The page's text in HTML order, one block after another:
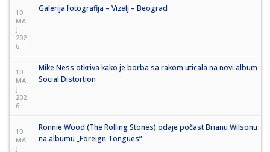
10
MA
J
202
6
Galerija fotografija – Vizelj – Beograd
10
MA
J
202
6
Mike Ness otkriva kako je borba sa rakom uticala na novi album
Social Distortion
10
MA
J
Ronnie Wood (The Rolling Stones) odaje počast Brianu Wilsonu
na albumu „Foreign Tongues“